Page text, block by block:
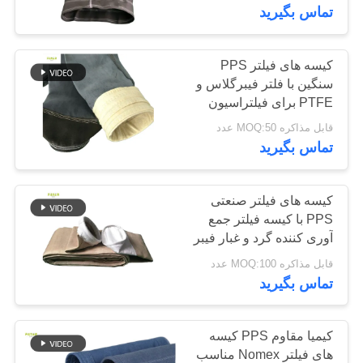
کیفیت
تماس
اخبار
درخواست
نقل قول
نقشه
سایت
کیسه فیلتر پلی استر
113
کیسه فیلتر مایع
244
فرآیندهای تولید سیاه کربن
تماس بگیرید
کیسه های فیلتر PPS
سنگین با فلتر فیبرگلاس و
PTFE برای فیلتراسیون
گرد و غبار در کارخانه های
صنعتی
قابل مذاکره MOQ:50 عدد
تماس بگیرید
کیسه های فیلتر صنعتی
PPS با کیسه فیلتر جمع
آوری کننده گرد و غبار فیبر
PPS 100٪ خالص
قابل مذاکره MOQ:100 عدد
تماس بگیرید
کیمیا مقاوم PPS کیسه
های فیلتر Nomex مناسب